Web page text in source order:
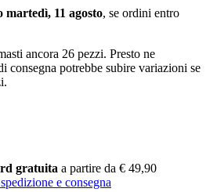
martedì, 11 agosto, se ordini entro
ancora 26 pezzi. Presto ne
consegna potrebbe subire variazioni se
gratuita a partire da € 49,90
e consegna